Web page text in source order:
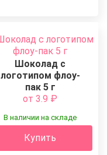
Шоколад с
логотипом флоу-
пак 5 г
от 3.9 ₽
В наличии на складе
Купить